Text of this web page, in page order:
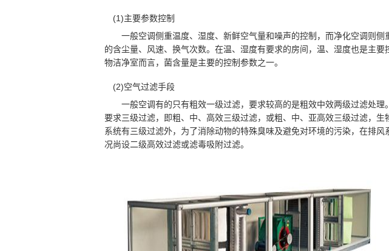
(1)主要参数控制
一般空调侧重温度、湿度、新鲜空气量和噪声的控制，而净化空调则侧
的含尘量、风速、换气次数。在温、湿度有要求的房间，温、湿度也是主要
物洁净室而言，菌含量是主要的控制参数之一。
(2)空气过滤手段
一般空调有的只有粗效一级过滤，要求较高的是粗效中效两级过滤处理
要求三级过滤，即粗、中、高效三级过滤，或粗、中、亚高效三级过滤，生
系统有三级过滤外，为了消除动物的特殊臭味及避免对环境的污染，在排风
况尚设二级高效过滤或滤毒吸附过滤。